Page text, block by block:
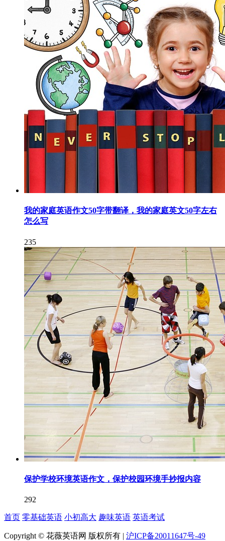
我的家庭英语作文50字带翻译，我的家庭英文50字左右
怎么写
235
保护学校环境英语作文，保护校园环境手抄报内容
292
首页 零基础英语 小初高大 趣味英语 英语考试
Copyright © 花薇英语网 版权所有 | 沪ICP备20011647号-49